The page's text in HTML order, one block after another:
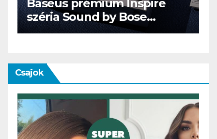
AUDIO IT MŰSZAKI
ENDORFY VIRO Plus USB
Csajok